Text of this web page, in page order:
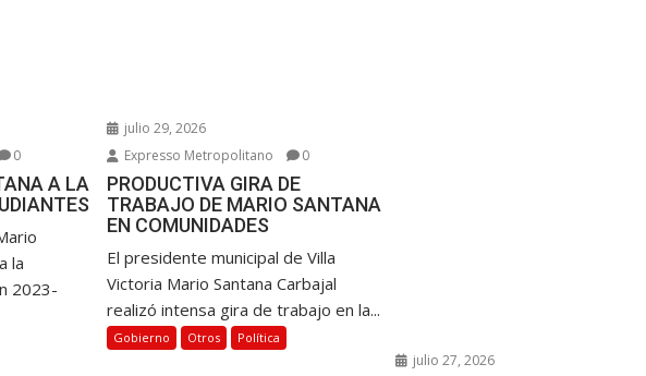
0
A LA
la
2023-
julio 29, 2026
Expresso Metropolitano
0
PRODUCTIVA GIRA DE
TRABAJO DE MARIO SANTANA
EN COMUNIDADES
El presidente municipal de Villa
Victoria Mario Santana Carbajal
realizó intensa gira de trabajo en la...
Gobierno Otros Política
julio 27, 2026